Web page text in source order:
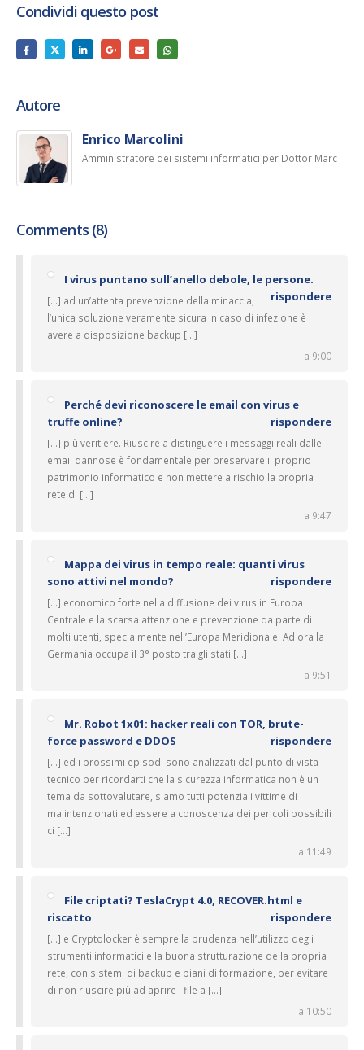
Condividi questo post
Autore
Enrico Marcolini
Amministratore dei sistemi informatici per Dottor Marc
Comments (8)
I virus puntano sull’anello debole, le persone.
rispondere
[…] ad un’attenta prevenzione della minaccia,
l’unica soluzione veramente sicura in caso di infezione è
avere a disposizione backup […]
a 9:00
Perché devi riconoscere le email con virus e
truffe online?
rispondere
[…] più veritiere. Riuscire a distinguere i messaggi reali dalle
email dannose è fondamentale per preservare il proprio
patrimonio informatico e non mettere a rischio la propria
rete di […]
a 9:47
Mappa dei virus in tempo reale: quanti virus
sono attivi nel mondo?
rispondere
[…] economico forte nella diffusione dei virus in Europa
Centrale e la scarsa attenzione e prevenzione da parte di
molti utenti, specialmente nell’Europa Meridionale. Ad ora la
Germania occupa il 3° posto tra gli stati […]
a 9:51
Mr. Robot 1x01: hacker reali con TOR, brute-
force password e DDOS
rispondere
[…] ed i prossimi episodi sono analizzati dal punto di vista
tecnico per ricordarti che la sicurezza informatica non è un
tema da sottovalutare, siamo tutti potenziali vittime di
malintenzionati ed essere a conoscenza dei pericoli possibili
ci […]
a 11:49
File criptati? TeslaCrypt 4.0, RECOVER.html e
riscatto
rispondere
[…] e Cryptolocker è sempre la prudenza nell’utilizzo degli
strumenti informatici e la buona strutturazione della propria
rete, con sistemi di backup e piani di formazione, per evitare
di non riuscire più ad aprire i file a […]
a 10:50